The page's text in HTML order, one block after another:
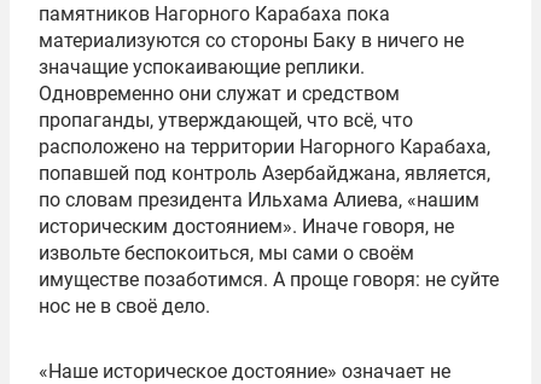
памятников Нагорного Карабаха пока
материализуются со стороны Баку в ничего не
значащие успокаивающие реплики.
Одновременно они служат и средством
пропаганды, утверждающей, что всё, что
расположено на территории Нагорного Карабаха,
попавшей под контроль Азербайджана, является,
по словам президента Ильхама Алиева, «нашим
историческим достоянием». Иначе говоря, не
извольте беспокоиться, мы сами о своём
имуществе позаботимся. А проще говоря: не суйте
нос не в своё дело.
«Наше историческое достояние» означает не